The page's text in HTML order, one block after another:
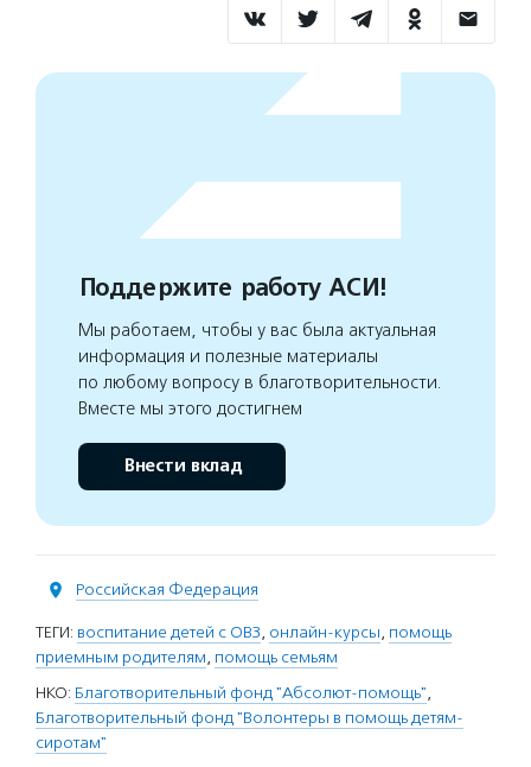
Поддержите работу АСИ!
Мы работаем, чтобы у вас была актуальная
информация и полезные материалы
по любому вопросу в благотворительности.
Вместе мы этого достигнем
Внести вклад
Российская Федерация
ТЕГИ: воспитание детей с ОВЗ, онлайн-курсы, помощь
приемным родителям, помощь семьям
НКО: Благотворительный фонд "Абсолют-помощь",
Благотворительный фонд "Волонтеры в помощь детям-
сиротам"